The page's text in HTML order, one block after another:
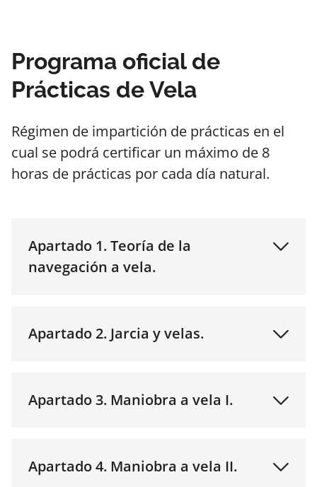
Programa oficial de
Prácticas de Vela
Régimen de impartición de prácticas en el
cual se podrá certificar un máximo de 8
horas de prácticas por cada día natural.
Apartado 1. Teoría de la
navegación a vela.
Apartado 2. Jarcia y velas.
Apartado 3. Maniobra a vela I.
Apartado 4. Maniobra a vela II.